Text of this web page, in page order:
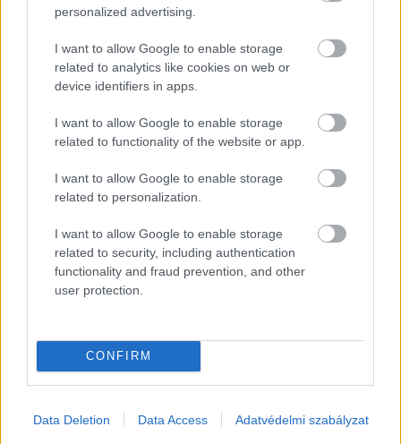
personalized advertising.
I want to allow Google to enable storage
related to analytics like cookies on web or
device identifiers in apps.
I want to allow Google to enable storage
related to functionality of the website or app.
I want to allow Google to enable storage
related to personalization.
I want to allow Google to enable storage
related to security, including authentication
functionality and fraud prevention, and other
user protection.
CONFIRM
Data Deletion Data Access Adatvédelmi szabályzat
EZEK IS ÉRDEKELHETNEK
Falatok